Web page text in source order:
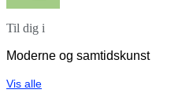
Til dig i
Moderne og samtidskunst
Vis alle